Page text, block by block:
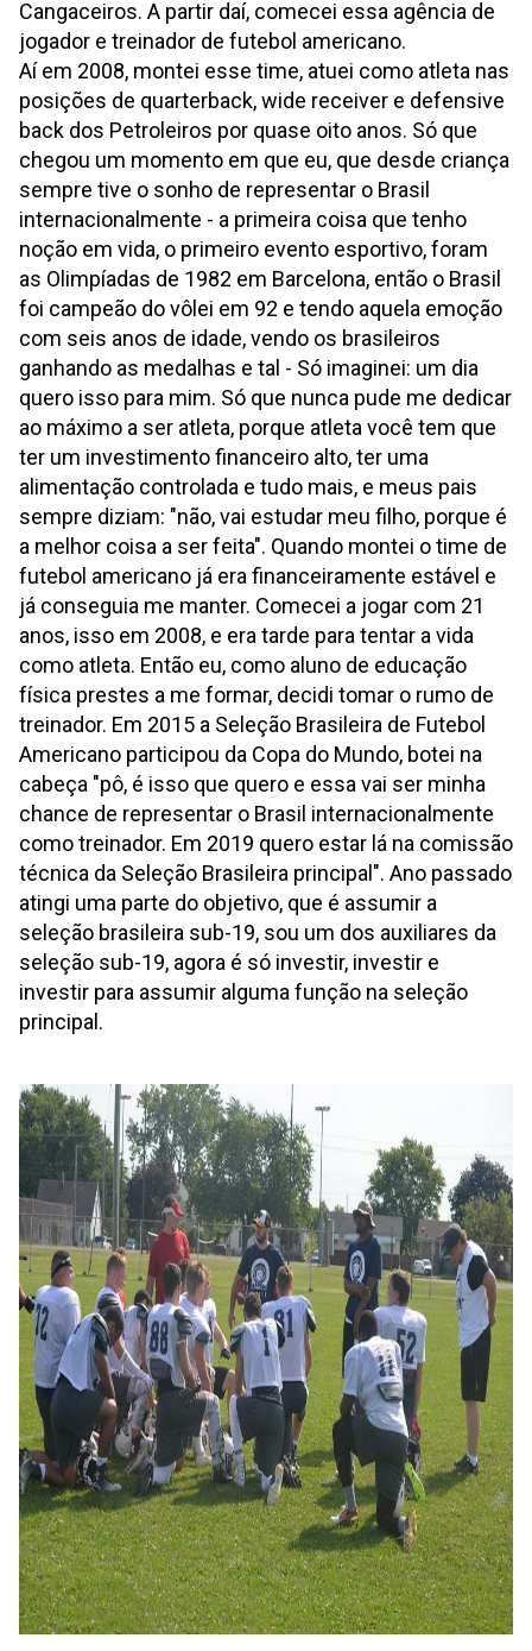
Cangaceiros. A partir daí, comecei essa agência de
jogador e treinador de futebol americano.
Aí em 2008, montei esse time, atuei como atleta nas
posições de quarterback, wide receiver e defensive
back dos Petroleiros por quase oito anos. Só que
chegou um momento em que eu, que desde criança
sempre tive o sonho de representar o Brasil
internacionalmente - a primeira coisa que tenho
noção em vida, o primeiro evento esportivo, foram
as Olimpíadas de 1982 em Barcelona, então o Brasil
foi campeão do vôlei em 92 e tendo aquela emoção
com seis anos de idade, vendo os brasileiros
ganhando as medalhas e tal - Só imaginei: um dia
quero isso para mim. Só que nunca pude me dedicar
ao máximo a ser atleta, porque atleta você tem que
ter um investimento financeiro alto, ter uma
alimentação controlada e tudo mais, e meus pais
sempre diziam: "não, vai estudar meu filho, porque é
a melhor coisa a ser feita". Quando montei o time de
futebol americano já era financeiramente estável e
já conseguia me manter. Comecei a jogar com 21
anos, isso em 2008, e era tarde para tentar a vida
como atleta. Então eu, como aluno de educação
física prestes a me formar, decidi tomar o rumo de
treinador. Em 2015 a Seleção Brasileira de Futebol
Americano participou da Copa do Mundo, botei na
cabeça "pô, é isso que quero e essa vai ser minha
chance de representar o Brasil internacionalmente
como treinador. Em 2019 quero estar lá na comissão
técnica da Seleção Brasileira principal". Ano passado
atingi uma parte do objetivo, que é assumir a
seleção brasileira sub-19, sou um dos auxiliares da
seleção sub-19, agora é só investir, investir e
investir para assumir alguma função na seleção
principal.